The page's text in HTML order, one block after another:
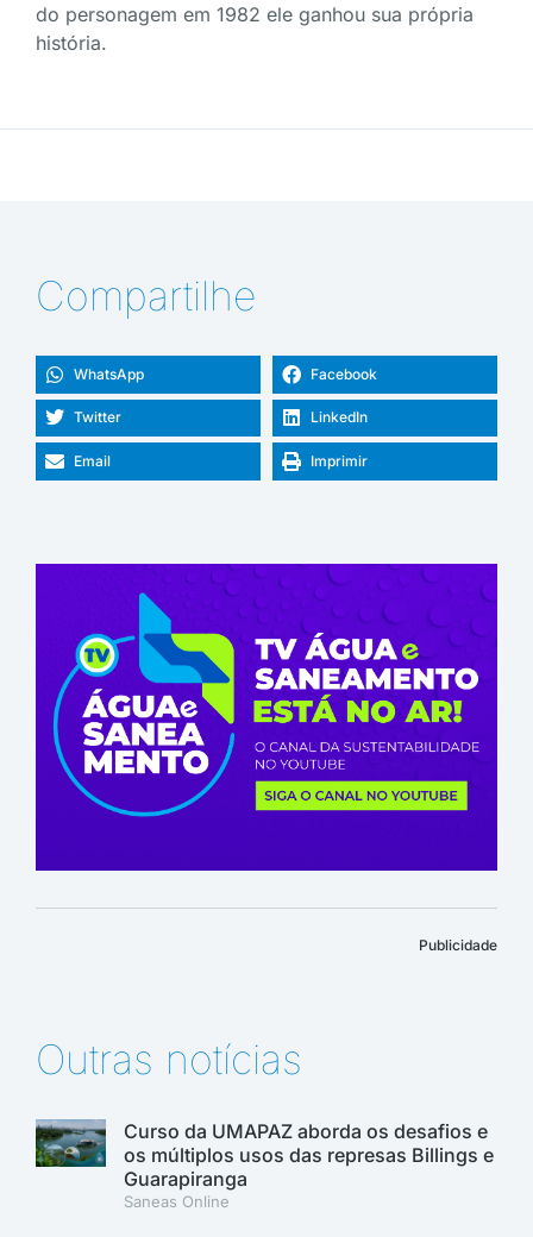
do personagem em 1982 ele ganhou sua própria
história.
Compartilhe
WhatsApp Facebook
Twitter LinkedIn
Email Imprimir
Publicidade
Outras notícias
Curso da UMAPAZ aborda os desafios e
os múltiplos usos das represas Billings e
Guarapiranga
Saneas Online